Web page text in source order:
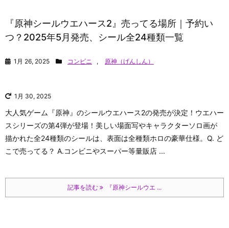
『原神シールウエハース2』売ってる場所｜予約い
つ？2025年5月発売、シール全24種類一覧
1月 26, 2025 コンビニ , 原神（げんしん）
1月 30, 2025
大人気ゲーム『原神』のシールウエハース2の発売が決定！ウエハー
スシリーズの第4弾が登場！美しい場面写やキャラクターソロ画が
描かれた全24種類のシールは、表面は全種類ホロの豪華仕様。Q. ど
こで売ってる？ A.コンビニやスーパー等量販店 ...
記事を読む 『原神シールウエ ...